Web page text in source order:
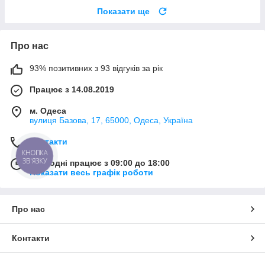
Показати ще
Про нас
93% позитивних з 93 відгуків за рік
Працює з 14.08.2019
м. Одеса
вулиця Базова, 17, 65000, Одеса, Україна
Контакти
Сьогодні працює з 09:00 до 18:00
Показати весь графік роботи
Про нас
Контакти
КНОПКА
ЗВ'ЯЗКУ